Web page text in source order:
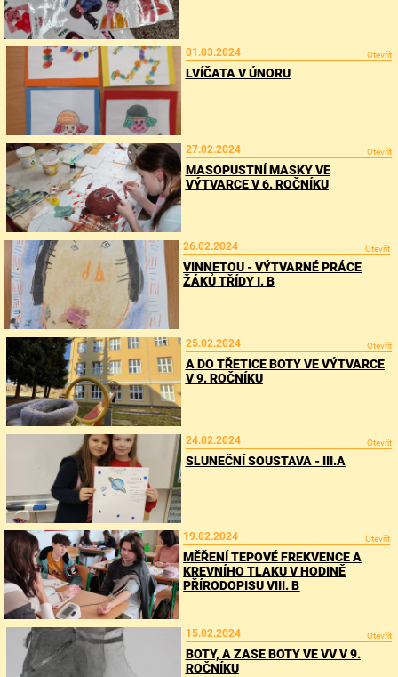
01.03.2024 Otevřít
LVÍČATA V ÚNORU
27.02.2024 Otevřít
MASOPUSTNÍ MASKY VE
VÝTVARCE V 6. ROČNÍKU
26.02.2024 Otevřít
VINNETOU - VÝTVARNÉ PRÁCE
ŽÁKŮ TŘÍDY I. B
25.02.2024 Otevřít
A DO TŘETICE BOTY VE VÝTVARCE
V 9. ROČNÍKU
24.02.2024 Otevřít
SLUNEČNÍ SOUSTAVA - III.A
19.02.2024 Otevřít
MĚŘENÍ TEPOVÉ FREKVENCE A
KREVNÍHO TLAKU V HODINĚ
PŘÍRODOPISU VIII. B
15.02.2024 Otevřít
BOTY, A ZASE BOTY VE VV V 9.
ROČNÍKU